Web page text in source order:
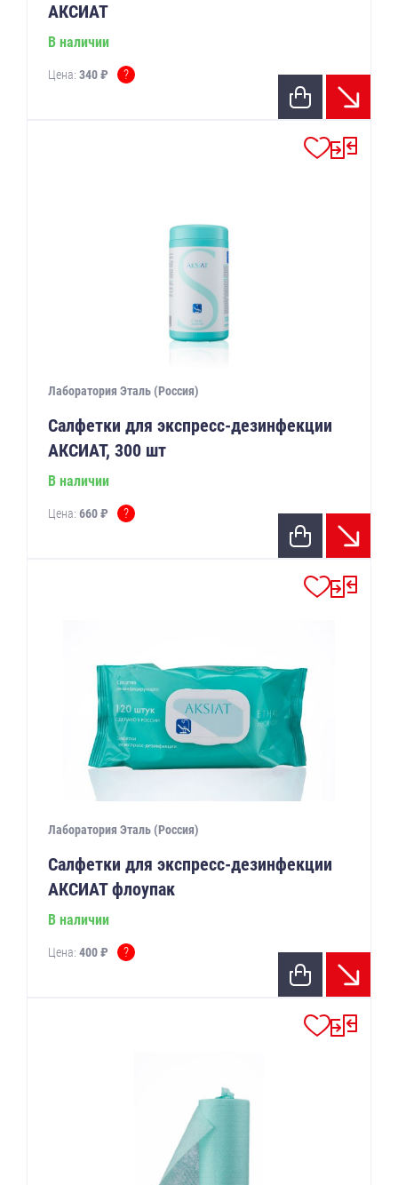
АКСИАТ
В наличии
Цена: 340 ₽ ?
Лаборатория Эталь (Россия)
Салфетки для экспресс-дезинфекции
АКСИАТ, 300 шт
В наличии
Цена: 660 ₽ ?
Лаборатория Эталь (Россия)
Салфетки для экспресс-дезинфекции
АКСИАТ флоупак
В наличии
Цена: 400 ₽ ?